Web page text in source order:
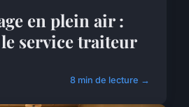
en plein air :
service traiteur
8 min de lecture →